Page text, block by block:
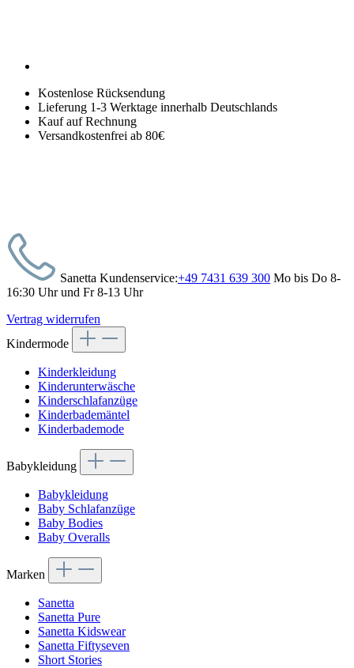
Kostenlose Rücksendung
Lieferung 1-3 Werktage innerhalb Deutschlands
Kauf auf Rechnung
Versandkostenfrei ab 80€
Sanetta Kundenservice:+49 7431 639 300 Mo bis Do 8-
16:30 Uhr und Fr 8-13 Uhr
Vertrag widerrufen
Kindermode
Kinderkleidung
Kinderunterwäsche
Kinderschlafanzüge
Kinderbademäntel
Kinderbademode
Babykleidung
Babykleidung
Baby Schlafanzüge
Baby Bodies
Baby Overalls
Marken
Sanetta
Sanetta Pure
Sanetta Kidswear
Sanetta Fiftyseven
Short Stories